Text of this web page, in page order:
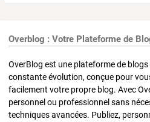
Overblog : Votre Plateforme de
OverBlog est une plateforme de blogs
constante évolution, conçue pour
facilement votre propre blog. Avec
personnel ou professionnel sans
techniques avancées. Publiez,